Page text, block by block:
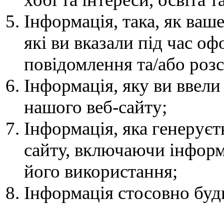
Інформація, така, як
які ви вказали під час
повідомлення та/або
Інформація, яку ви ввели
нашого веб-сайту;
Інформація, яка
сайту, включаючи
його використання;
Інформація стосовно